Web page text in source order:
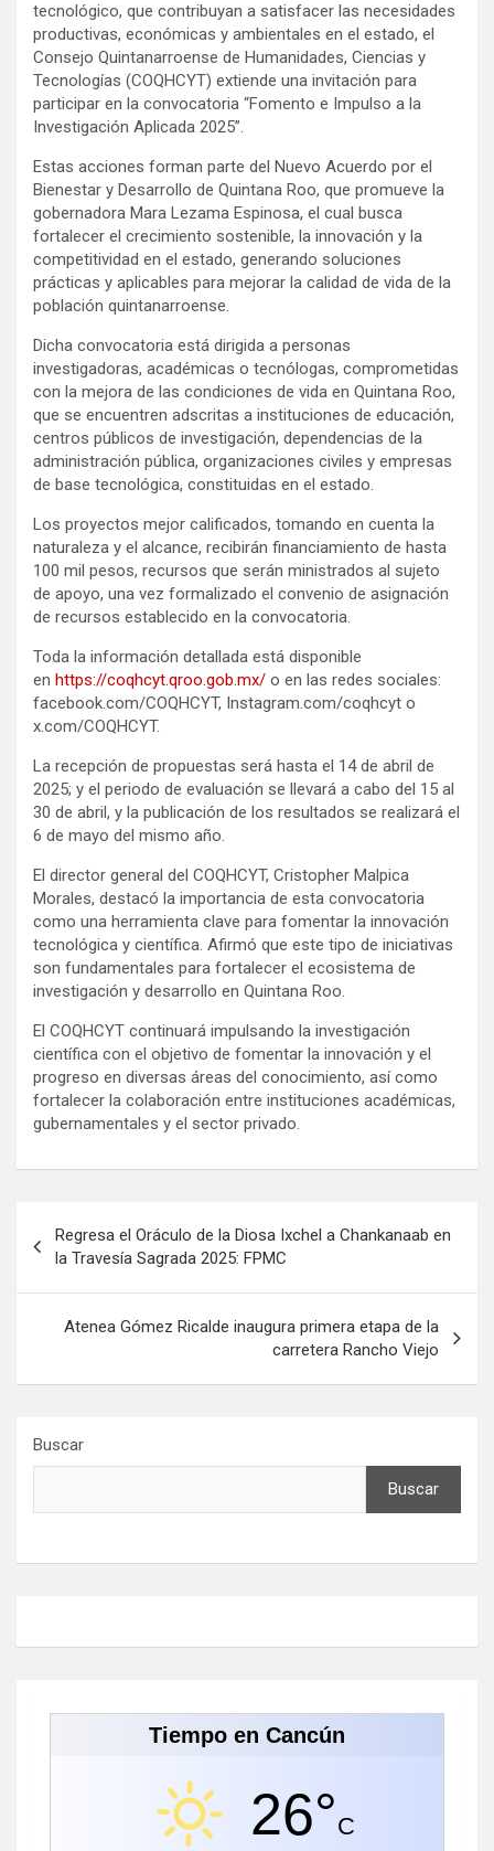
tecnológico, que contribuyan a satisfacer las necesidades
productivas, económicas y ambientales en el estado, el
Consejo Quintanarroense de Humanidades, Ciencias y
Tecnologías (COQHCYT) extiende una invitación para
participar en la convocatoria “Fomento e Impulso a la
Investigación Aplicada 2025”.
Estas acciones forman parte del Nuevo Acuerdo por el
Bienestar y Desarrollo de Quintana Roo, que promueve la
gobernadora Mara Lezama Espinosa, el cual busca
fortalecer el crecimiento sostenible, la innovación y la
competitividad en el estado, generando soluciones
prácticas y aplicables para mejorar la calidad de vida de la
población quintanarroense.
Dicha convocatoria está dirigida a personas
investigadoras, académicas o tecnólogas, comprometidas
con la mejora de las condiciones de vida en Quintana Roo,
que se encuentren adscritas a instituciones de educación,
centros públicos de investigación, dependencias de la
administración pública, organizaciones civiles y empresas
de base tecnológica, constituidas en el estado.
Los proyectos mejor calificados, tomando en cuenta la
naturaleza y el alcance, recibirán financiamiento de hasta
100 mil pesos, recursos que serán ministrados al sujeto
de apoyo, una vez formalizado el convenio de asignación
de recursos establecido en la convocatoria.
Toda la información detallada está disponible
en https://coqhcyt.qroo.gob.mx/ o en las redes sociales:
facebook.com/COQHCYT, Instagram.com/coqhcyt o
x.com/COQHCYT.
La recepción de propuestas será hasta el 14 de abril de
2025; y el periodo de evaluación se llevará a cabo del 15 al
30 de abril, y la publicación de los resultados se realizará el
6 de mayo del mismo año.
El director general del COQHCYT, Cristopher Malpica
Morales, destacó la importancia de esta convocatoria
como una herramienta clave para fomentar la innovación
tecnológica y científica. Afirmó que este tipo de iniciativas
son fundamentales para fortalecer el ecosistema de
investigación y desarrollo en Quintana Roo.
El COQHCYT continuará impulsando la investigación
científica con el objetivo de fomentar la innovación y el
progreso en diversas áreas del conocimiento, así como
fortalecer la colaboración entre instituciones académicas,
gubernamentales y el sector privado.
de
entradas
Regresa el Oráculo de la Diosa Ixchel a Chankanaab en
la Travesía Sagrada 2025: FPMC
Atenea Gómez Ricalde inaugura primera etapa de la
carretera Rancho Viejo
Buscar
Buscar
Tiempo en Cancún
26°C